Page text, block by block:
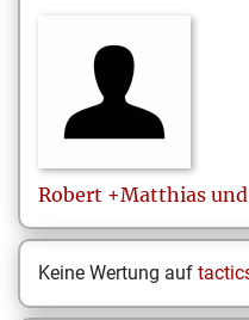
Robert +Matthias
Keine Wertung auf